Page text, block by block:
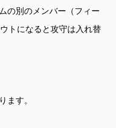
の別のメンバー（フィー
トになると攻守は入れ替
ます。